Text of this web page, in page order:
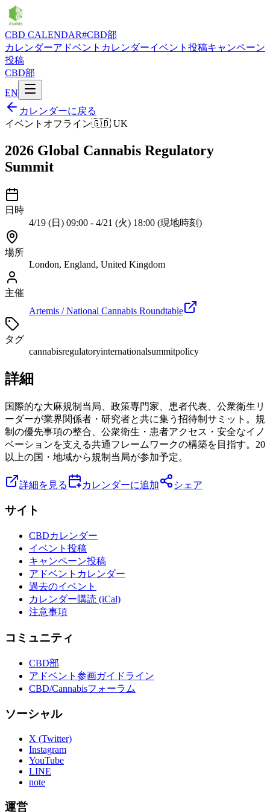
CBD CALENDAR#CBD部
カレンダーアドベントカレンダーイベント投稿キャンペーン
投稿
CBD部
EN
カレンダーに戻る
イベント オフライン🇬🇧 UK
2026 Global Cannabis Regulatory
Summit
日時
4/19 (日) 09:00 - 4/21 (火) 18:00 (現地時刻)
場所
London, England, United Kingdom
主催
Artemis / National Cannabis Roundtable
タグ
cannabisregulatoryinternationalsummitpolicy
詳細
国際的な大麻規制当局、政策専門家、患者代表、公衆衛生リ
ーダーが業界関係者・研究者と共に集う招待制サミット。規
制の優先事項の整合、公衆衛生・患者アクセス・安全なイノ
ベーションを支える共通フレームワークの構築を目指す。20
以上の国・地域から規制当局が参加予定。
詳細を見る カレンダーに追加 シェア
サイト
CBDカレンダー
イベント投稿
キャンペーン投稿
アドベントカレンダー
過去のイベント
カレンダー購読 (iCal)
注意事項
コミュニティ
CBD部
アドベント参画ガイドライン
CBD/Cannabisフォーラム
ソーシャル
X (Twitter)
Instagram
YouTube
LINE
note
運営